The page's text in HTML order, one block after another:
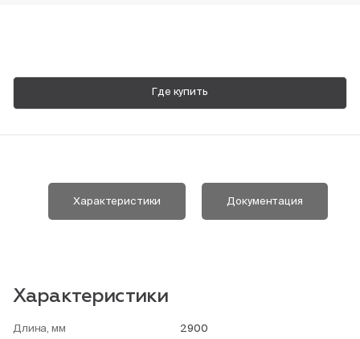
Где купить
Характеристики Документация
Характеристики
Длина, мм 2900